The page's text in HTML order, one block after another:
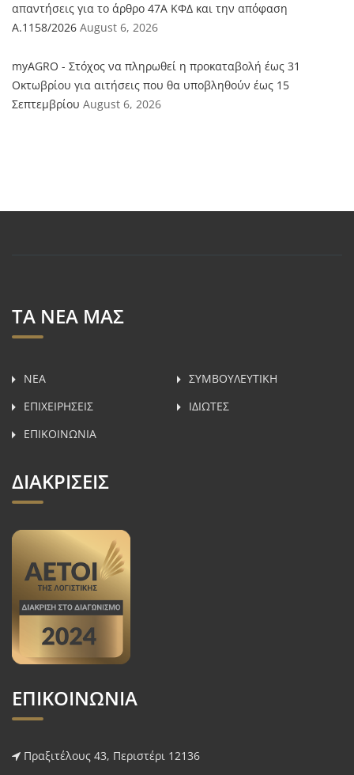
απαντήσεις για το άρθρο 47Α ΚΦΔ και την απόφαση
Α.1158/2026 August 6, 2026
myAGRO - Στόχος να πληρωθεί η προκαταβολή έως 31
Οκτωβρίου για αιτήσεις που θα υποβληθούν έως 15
Σεπτεμβρίου August 6, 2026
ΤΑ ΝΕΑ ΜΑΣ
ΝΕΑ
ΣΥΜΒΟΥΛΕΥΤΙΚH
ΕΠΙΧΕΙΡΗΣΕΙΣ
ΙΔΙΩΤΕΣ
ΕΠΙΚΟΙΝΩΝΙΑ
ΔΙΑΚΡΙΣΕΙΣ
ΕΠΙΚΟΙΝΩΝΙΑ
Πραξιτέλους 43, Περιστέρι 12136